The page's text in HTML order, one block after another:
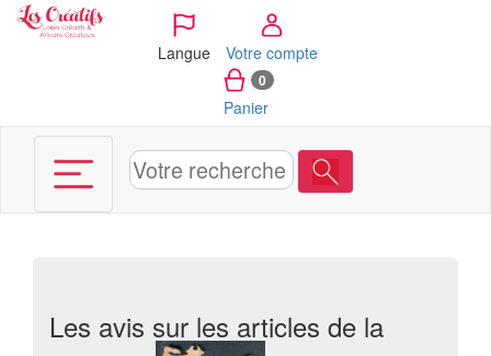
Langue Votre compte
0
Panier
Les avis sur les articles de la
Panneau de gestion des cookies